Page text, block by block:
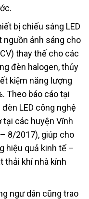
bị chiếu sáng LED
nguồn ánh sáng cho
thay thế cho các
đèn halogen, thủy
kiệm năng lượng
Theo báo cáo tại
LED công nghệ
tại các huyện Vĩnh
8/2017), giúp cho
hiệu quả kinh tế –
thải khí nhà kính
ngư dân cũng trao